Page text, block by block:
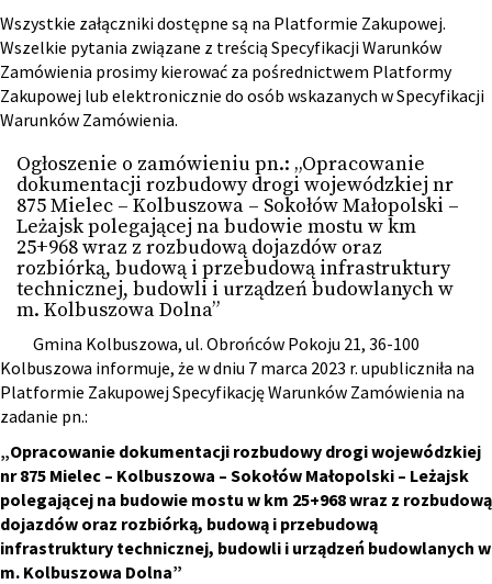
Wszystkie załączniki dostępne są na Platformie Zakupowej.
Wszelkie pytania związane z treścią Specyfikacji Warunków
Zamówienia prosimy kierować za pośrednictwem Platformy
Zakupowej lub elektronicznie do osób wskazanych w Specyfikacji
Warunków Zamówienia.
Ogłoszenie o zamówieniu pn.: „Opracowanie
dokumentacji rozbudowy drogi wojewódzkiej nr
875 Mielec – Kolbuszowa – Sokołów Małopolski –
Leżajsk polegającej na budowie mostu w km
25+968 wraz z rozbudową dojazdów oraz
rozbiórką, budową i przebudową infrastruktury
technicznej, budowli i urządzeń budowlanych w
m. Kolbuszowa Dolna”
Gmina Kolbuszowa, ul. Obrońców Pokoju 21, 36-100
Kolbuszowa informuje, że w dniu 7 marca 2023 r. upubliczniła na
Platformie Zakupowej Specyfikację Warunków Zamówienia na
zadanie pn.:
„Opracowanie dokumentacji rozbudowy drogi wojewódzkiej
nr 875 Mielec – Kolbuszowa – Sokołów Małopolski – Leżajsk
polegającej na budowie mostu w km 25+968 wraz z rozbudową
dojazdów oraz rozbiórką, budową i przebudową
infrastruktury technicznej, budowli i urządzeń budowlanych w
m. Kolbuszowa Dolna”